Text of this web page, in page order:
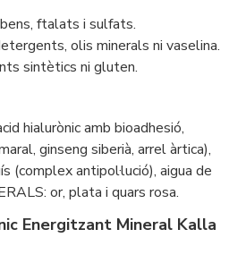
ftalats i sulfats.
olis minerals ni vaselina.
sintètics ni gluten.
hialurònic amb bioadhesió,
ginseng siberià, arrel àrtica),
(complex antipol·lució), aigua de
or, plata i quars rosa.
Energitzant Mineral Kalla